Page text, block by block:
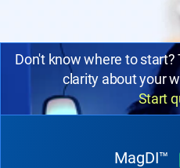
Don't know where to
clarity about your
Start
MagDI™